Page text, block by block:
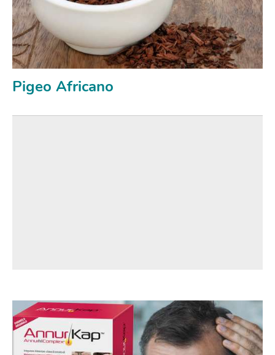
Pigeo Africano